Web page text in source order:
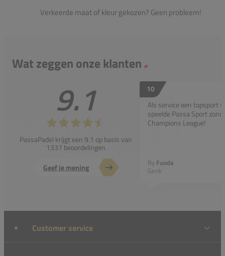
Verkeerde maat of kleur gekozen? Geen probleem!
Wat zeggen onze klanten
9.1
PassaPadel krijgt een 9.1 op basis van
1337 beoordelingen
Geef je mening
10
Als service een topsport
speelde Passa Sport
Champions League!
By Funda
Genk
Customer service